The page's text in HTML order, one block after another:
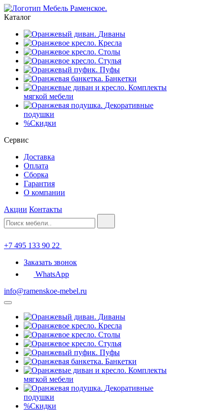
Каталог
Диваны
Кресла
Столы
Стулья
Пуфы
Банкетки
Комплекты
мягкой мебели
Декоративные
подушки
%Скидки
Сервис
Доставка
Оплата
Сборка
Гарантия
О компании
Акции Контакты
+7 495 133 90 22
Заказать звонок
WhatsApp
info@ramenskoe-mebel.ru
Диваны
Кресла
Столы
Стулья
Пуфы
Банкетки
Комплекты
мягкой мебели
Декоративные
подушки
%Скидки